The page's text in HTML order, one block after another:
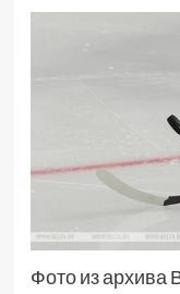
Фото из архива